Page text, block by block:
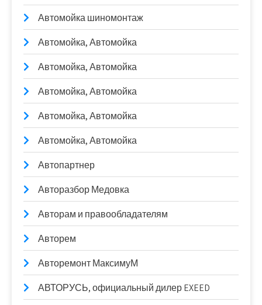
Автомойка шиномонтаж
Автомойка, Автомойка
Автомойка, Автомойка
Автомойка, Автомойка
Автомойка, Автомойка
Автомойка, Автомойка
Автопартнер
Авторазбор Медовка
Авторам и правообладателям
Авторем
Авторемонт МаксимуМ
АВТОРУСЬ, официальный дилер EXEED